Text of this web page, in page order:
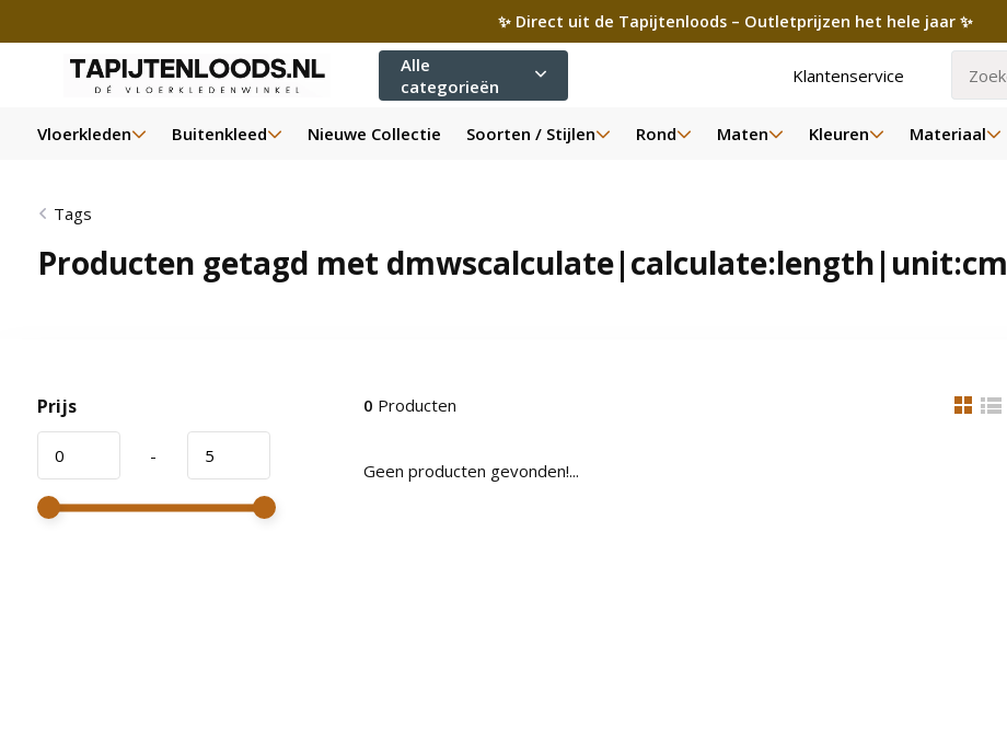
✨ Direct uit de Tapijtenloods – Outletprijzen het hele jaar ✨
Alle
categorieën
Klantenservice
Vloerkleden Buitenkleed Nieuwe Collectie Soorten / Stijlen Rond Maten Kleuren Materiaal
Tags
Producten getagd met dmwscalculate|calculate:length|unit:cm
Prijs
-
0 Producten
Geen producten gevonden!...